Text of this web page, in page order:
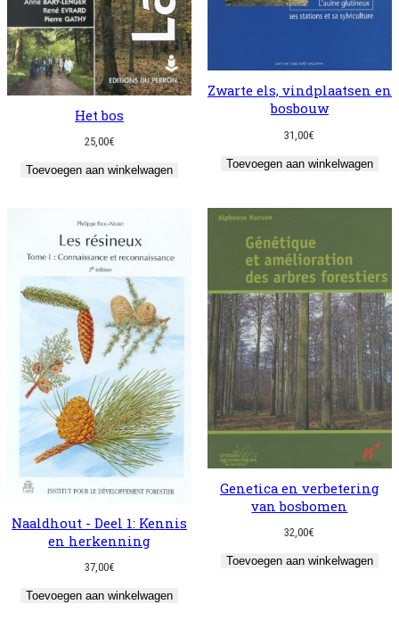
Het bos
25,00€
Toevoegen aan winkelwagen
Zwarte els, vindplaatsen en
bosbouw
31,00€
Toevoegen aan winkelwagen
Naaldhout - Deel 1: Kennis
en herkenning
37,00€
Toevoegen aan winkelwagen
Genetica en verbetering
van bosbomen
32,00€
Toevoegen aan winkelwagen